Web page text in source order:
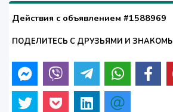
Действия с объявлением #1588969
ПОДЕЛИТЕСЬ С ДРУЗЬЯМИ И